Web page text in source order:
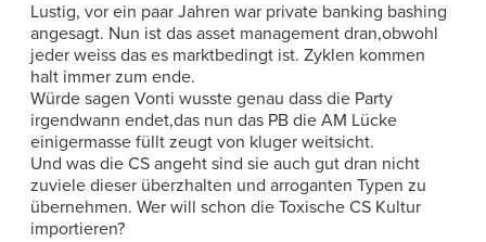
Lustig, vor ein paar Jahren war private banking bashing
angesagt. Nun ist das asset management dran,obwohl
jeder weiss das es marktbedingt ist. Zyklen kommen
halt immer zum ende.
Würde sagen Vonti wusste genau dass die Party
irgendwann endet,das nun das PB die AM Lücke
einigermasse füllt zeugt von kluger weitsicht.
Und was die CS angeht sind sie auch gut dran nicht
zuviele dieser überzhalten und arroganten Typen zu
übernehmen. Wer will schon die Toxische CS Kultur
importieren?